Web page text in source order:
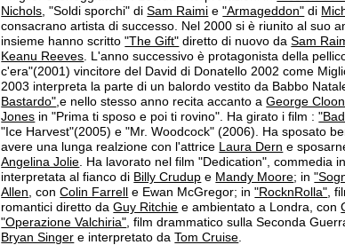
Nichols , "Soldi sporchi" diSam Raimi e"Armageddon" di
consacrano artista di successo. Nel 2000 si è riunito al suo
insieme hanno scritto"The Gift" diretto di nuovo daSam
Keanu Reeves . L'anno successivo è protagonista della
c'era"(2001) vincitore del David di Donatello 2002 come
2003 interpreta la parte di un balordo vestito da Babbo
Bastardo" ,e nello stesso anno recita accanto aGeorge
Jones in "Prima ti sposo e poi ti rovino". Ha girato i film :
"Ice Harvest"(2005) e "Mr. Woodcock" (2006). Ha sposato
avere una lunga realzione con l'attrice Laura Dern e
Angelina Jolie . Ha lavorato nel film "Dedication", commedia
interpretata al fianco di Billy Crudup e Mandy Moore; in
Allen , conColin Farrell e Ewan McGregor; in"RocknRolla" ,
romantici diretto daGuy Ritchie e ambientato a Londra, con
"Operazione Valchiria" , film drammatico sulla Seconda
Bryan Singer e interpretato daTom Cruise